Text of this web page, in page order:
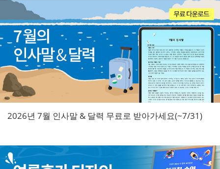
2026년 7월 인사말 & 달력 무료로 받아가세요(~7/31)